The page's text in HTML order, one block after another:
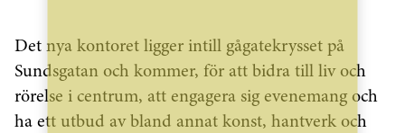
Det nya kontoret ligger intill gågatekrysset på
Sundsgatan och kommer, för att bidra till liv och
rörelse i centrum, att engagera sig evenemang och
ha ett utbud av bland annat konst, hantverk och